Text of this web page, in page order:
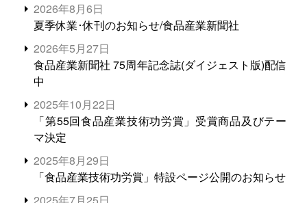
2026年8月6日
夏季休業･休刊のお知らせ/食品産業新聞社
2026年5月27日
食品産業新聞社 75周年記念誌(ダイジェスト版)配信
中
2025年10月22日
「第55回食品産業技術功労賞」受賞商品及びテー
マ決定
2025年8月29日
「食品産業技術功労賞」特設ページ公開のお知らせ